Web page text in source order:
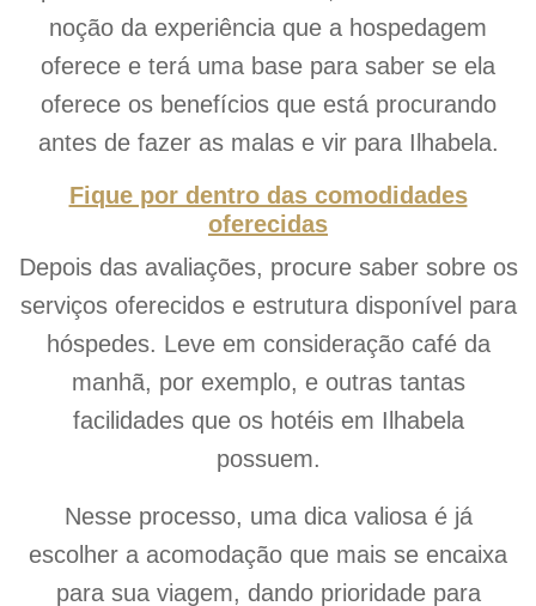
noção da experiência que a hospedagem
oferece e terá uma base para saber se ela
oferece os benefícios que está procurando
antes de fazer as malas e vir para Ilhabela.
Fique por dentro das comodidades
oferecidas
Depois das avaliações, procure saber sobre os
serviços oferecidos e estrutura disponível para
hóspedes. Leve em consideração café da
manhã, por exemplo, e outras tantas
facilidades que os hotéis em Ilhabela
possuem.
Nesse processo, uma dica valiosa é já
escolher a acomodação que mais se encaixa
para sua viagem, dando prioridade para